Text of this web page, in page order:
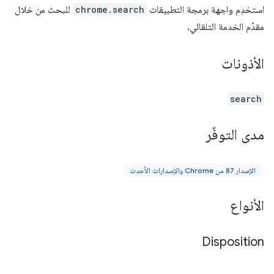
استخدِم واجهة برمجة التطبيقات chrome.search للبحث من خلال
مقدّم الخدمة التلقائي.
الأذونات
search
مدى التوفّر
الإصدار 87 من Chrome والإصدارات الأحدث
الأنواع
Disposition